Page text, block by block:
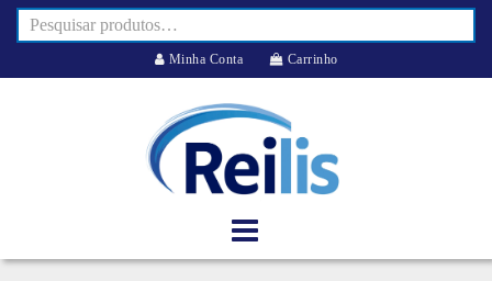
Minha Conta Carrinho